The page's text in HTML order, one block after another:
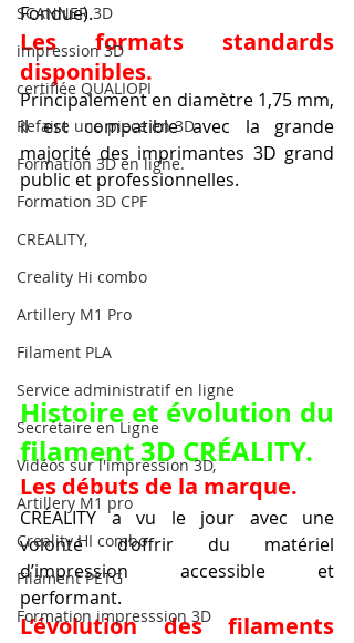
SCANNER 3D
impression 3D
certifiée QUALIOPI
Refaire une piece en 3D
Formation 3D en ligne.
Formation 3D CPF
CREALITY,
Creality Hi combo
Artillery M1 Pro
Filament PLA
Service administratif en ligne
Secrétaire en Ligne
Vidéos sur l'impression 3D,
Artillery M1 pro
Creality HI combo
Filament PETG
Formation impresssion 3D
Fondue).
Les formats standards
disponibles.
Principalement en diamètre 1,75 mm,
il est compatible avec la grande
majorité des imprimantes 3D grand
public et professionnelles.
Histoire et évolution du
filament 3D CRÉALITY.
Les débuts de la marque.
CRÉALITY a vu le jour avec une
volonté d’offrir du matériel
d’impression accessible et
performant.
L’évolution des filaments